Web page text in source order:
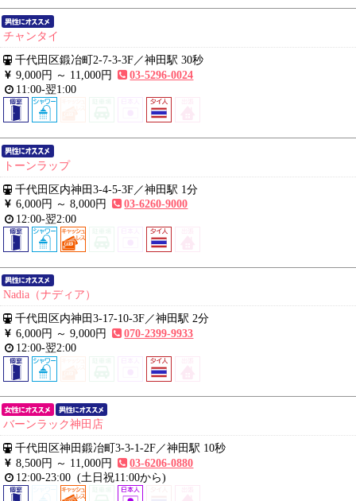
チャンタイ
千代田区鍛冶町2-7-3-3F／神田駅 30秒
9,000円 ～ 11,000円
03-5296-0024
11:00-翌1:00
トーンラップ
千代田区内神田3-4-5-3F／神田駅 1分
6,000円 ～8,000円
03-6260-9000
12:00-翌2:00
Nadia（ナディア）
千代田区内神田3-17-10-3F／神田駅 2分
6,000円 ～9,000円
070-2399-9933
12:00-翌2:00
バーンラック神田店
千代田区神田鍛冶町3-3-1-2F／神田駅 10秒
8,500円 ～ 11,000円
03-6206-0880
12:00-23:00 (土日祝11:00から)